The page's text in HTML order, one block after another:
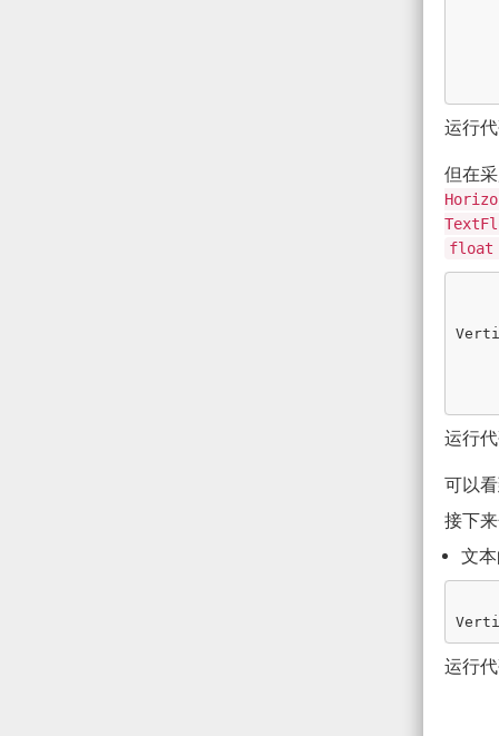
运行
但在
float
运行
可以
接下
文
运行